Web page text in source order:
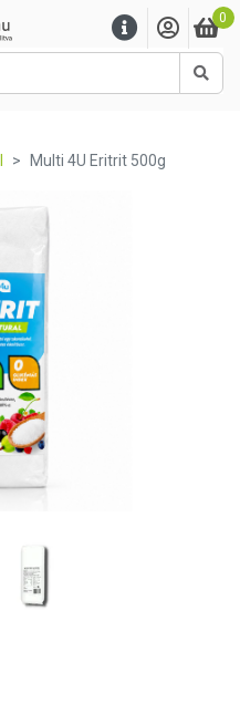
0
Multi 4U Eritrit 500g